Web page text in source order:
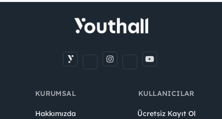
KURUMSAL
Hakkımızda
KULLANICILAR
Ücretsiz Kayıt Ol